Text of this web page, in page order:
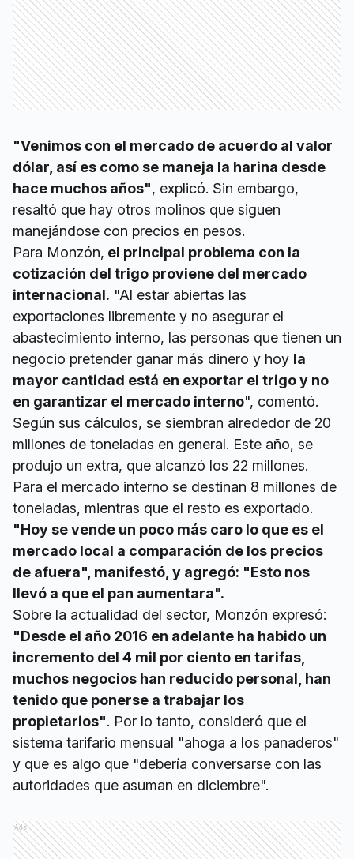
"Venimos con el mercado de acuerdo al valor
dólar, así es como se maneja la harina desde
hace muchos años", explicó. Sin embargo,
resaltó que hay otros molinos que siguen
manejándose con precios en pesos.
Para Monzón, el principal problema con la
cotización del trigo proviene del mercado
internacional. "Al estar abiertas las
exportaciones libremente y no asegurar el
abastecimiento interno, las personas que tienen un
negocio pretender ganar más dinero y hoy la
mayor cantidad está en exportar el trigo y no
en garantizar el mercado interno", comentó.
Según sus cálculos, se siembran alrededor de 20
millones de toneladas en general. Este año, se
produjo un extra, que alcanzó los 22 millones.
Para el mercado interno se destinan 8 millones de
toneladas, mientras que el resto es exportado.
"Hoy se vende un poco más caro lo que es el
mercado local a comparación de los precios
de afuera", manifestó, y agregó: "Esto nos
llevó a que el pan aumentara".
Sobre la actualidad del sector, Monzón expresó:
"Desde el año 2016 en adelante ha habido un
incremento del 4 mil por ciento en tarifas,
muchos negocios han reducido personal, han
tenido que ponerse a trabajar los
propietarios". Por lo tanto, consideró que el
sistema tarifario mensual "ahoga a los panaderos"
y que es algo que "debería conversarse con las
autoridades que asuman en diciembre".
Ads